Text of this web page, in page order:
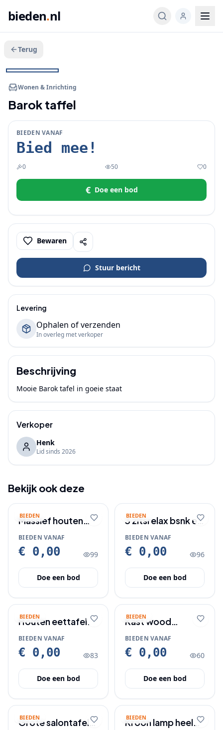
bieden.nl
Terug
Veeg voor meer
Wonen & Inrichting
Barok taffel
BIEDEN VANAF
Bied mee!
0 50 0
€ Doe een bod
Bewaren
Stuur bericht
Levering
Ophalen of verzenden
In overleg met verkoper
Beschrijving
Mooie Barok tafel in goeie staat
Verkoper
Henk
Lid sinds 2026
Bekijk ook deze
BIEDEN
Massief houten
salontafel,
koloniaal/oosters
BIEDEN VANAF
€ 0,00 99
Doe een bod
BIEDEN
3 zitsrelax bsnk en
2 zits bank
BIEDEN VANAF
€ 0,00 96
Doe een bod
BIEDEN
Houten eettafel.
BIEDEN VANAF
€ 0,00 83
Doe een bod
BIEDEN
Kast wood
essentials
BIEDEN VANAF
€ 0,00 60
Doe een bod
BIEDEN
Grote salontafel,
BIEDEN
Kroon lamp heel